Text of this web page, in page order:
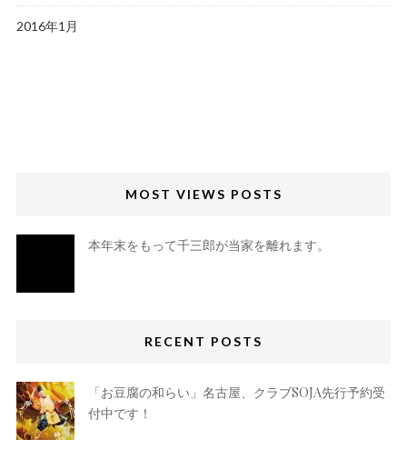
2016年1月
MOST VIEWS POSTS
本年末をもって千三郎が当家を離れます。
RECENT POSTS
「お豆腐の和らい」名古屋、クラブSOJA先行予約受
付中です！